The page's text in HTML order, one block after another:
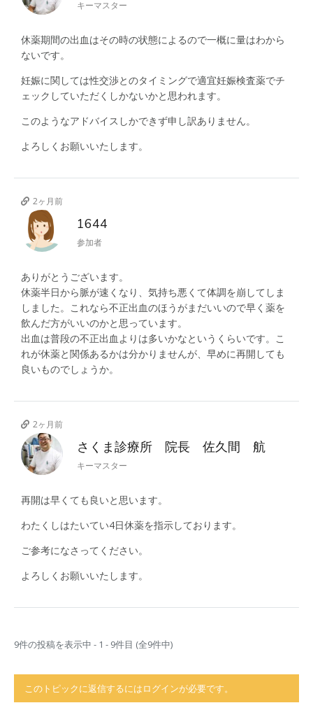
キーマスター
休薬期間の出血はその時の状態によるので一概に量はわから
ないです。
妊娠に関しては性交渉とのタイミングで適宜妊娠検査薬でチ
ェックしていただくしかないかと思われます。
このようなアドバイスしかできず申し訳ありません。
よろしくお願いいたします。
2ヶ月前
1644
参加者
ありがとうございます。
休薬半日から脈が速くなり、気持ち悪くて体調を崩してしま
しました。これなら不正出血のほうがまだいいので早く薬を
飲んだ方がいいのかと思っています。
出血は普段の不正出血よりは多いかなというくらいです。こ
れが休薬と関係あるかは分かりませんが、早めに再開しても
良いものでしょうか。
2ヶ月前
さくま診療所 院長 佐久間 航
キーマスター
再開は早くても良いと思います。
わたくしはたいてい4日休薬を指示しております。
ご参考になさってください。
よろしくお願いいたします。
9件の投稿を表示中 - 1 - 9件目 (全9件中)
このトピックに返信するにはログインが必要です。